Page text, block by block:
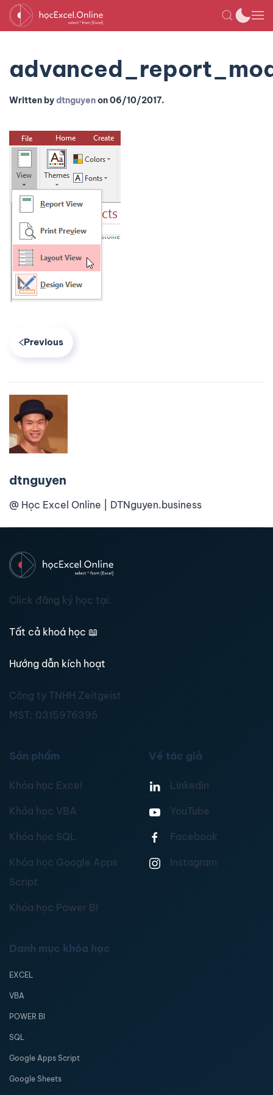
Written bydtnguyenon06/10/2017.
Previous
dtnguyen
@ Học Excel Online | DTNguyen.business
Click đăng ký học tại:
Tất cả khoá học 📖
Hướng dẫn kích hoạt
Công ty TNHH Zeitgeist
MST: 0315976395
Sản phẩm
Khóa học Excel
Khóa học VBA
Khóa học SQL
Khóa học Google Apps
Script
Khóa học Power BI
Về tác giả
Linkedin
YouTube
Facebook
Instagram
Danh mục khóa học
EXCEL
VBA
POWER BI
SQL
Google Apps Script
Google Sheets